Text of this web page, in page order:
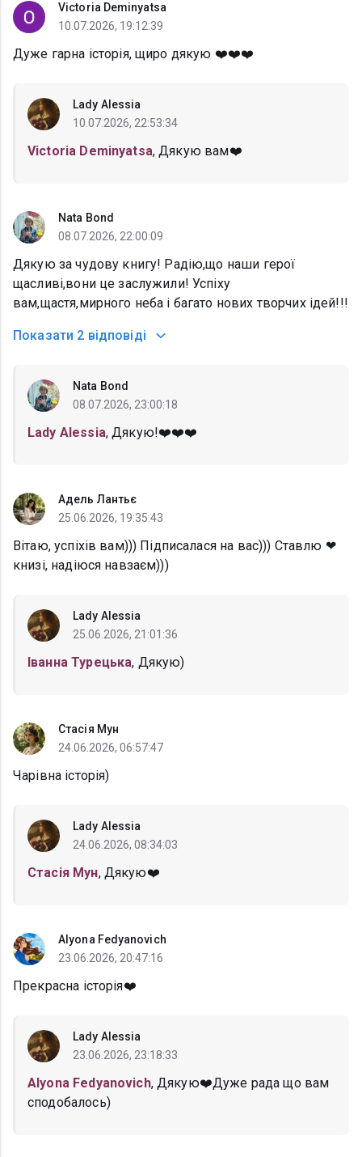
Victoria Deminyatsa
10.07.2026, 19:12:39
Дуже гарна історія, щиро дякую ❤️❤️❤️
Lady Alessia
10.07.2026, 22:53:34
Victoria Deminyatsa, Дякую вам❤️
Nata Bond
08.07.2026, 22:00:09
Дякую за чудову книгу! Радію,що наши герої
щасливі,вони це заслужили! Успіху
вам,щастя,мирного неба і багато нових творчих ідей!!!
Показати 2 відповіді
Nata Bond
08.07.2026, 23:00:18
Lady Alessia, Дякую!❤️❤️❤️
Адель Лантьє
25.06.2026, 19:35:43
Вітаю, успіхів вам))) Підписалася на вас))) Ставлю ❤
книзі, надіюся навзаєм)))
Lady Alessia
25.06.2026, 21:01:36
Іванна Турецька, Дякую)
Стасія Мун
24.06.2026, 06:57:47
Чарівна історія)
Lady Alessia
24.06.2026, 08:34:03
Стасія Мун, Дякую❤️
Alyona Fedyanovich
23.06.2026, 20:47:16
Прекрасна історія❤️
Lady Alessia
23.06.2026, 23:18:33
Alyona Fedyanovich, Дякую❤️Дуже рада що вам
сподобалось)